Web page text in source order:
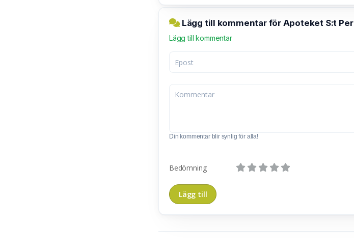
Lägg till kommentar för Apoteket S:t Per
Lägg till kommentar
Din kommentar blir synlig för alla!
Bedömning